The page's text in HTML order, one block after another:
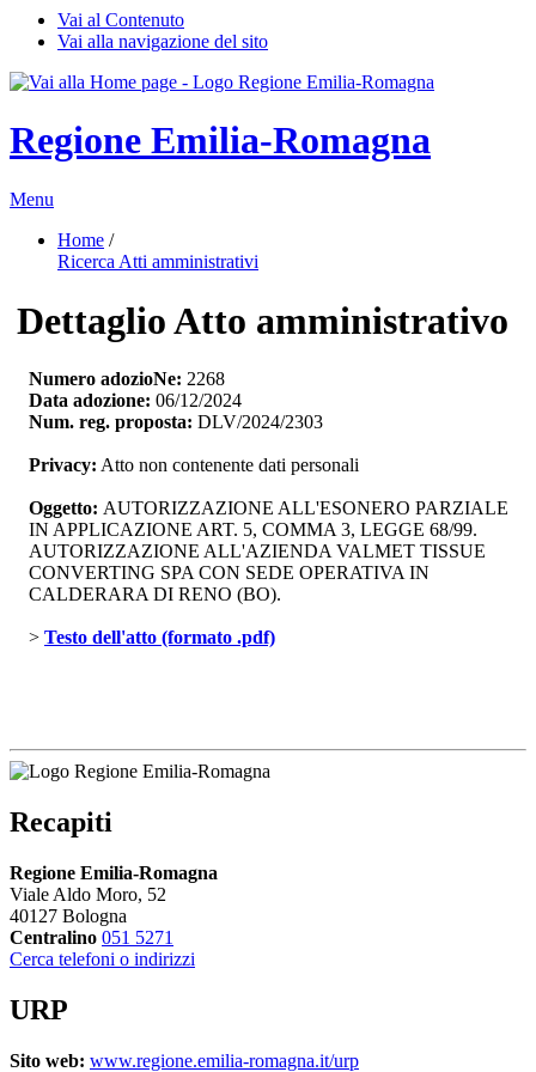
Vai al Contenuto
Vai alla navigazione del sito
Regione Emilia-Romagna
Menu
Home /
Ricerca Atti amministrativi
Dettaglio Atto amministrativo
Numero adozioNe: 2268
Data adozione: 06/12/2024
Num. reg. proposta: DLV/2024/2303
Privacy: Atto non contenente dati personali
Oggetto: AUTORIZZAZIONE ALL'ESONERO PARZIALE
IN APPLICAZIONE ART. 5, COMMA 3, LEGGE 68/99.
AUTORIZZAZIONE ALL'AZIENDA VALMET TISSUE
CONVERTING SPA CON SEDE OPERATIVA IN
CALDERARA DI RENO (BO).
> Testo dell'atto (formato .pdf)
Recapiti
Regione Emilia-Romagna
Viale Aldo Moro, 52
40127 Bologna
Centralino 051 5271
Cerca telefoni o indirizzi
URP
Sito web: www.regione.emilia-romagna.it/urp